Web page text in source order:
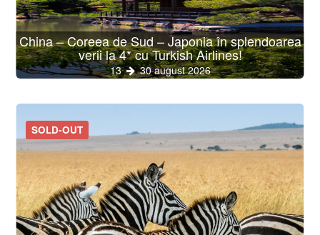
China – Coreea de Sud – Japonia în splendoarea
verii la 4* cu Turkish Airlines!
13 30 august 2026
SOLD-OUT